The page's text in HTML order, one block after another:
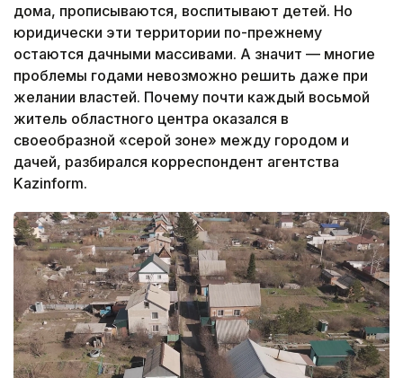
дома, прописываются, воспитывают детей. Но
юридически эти территории по-прежнему
остаются дачными массивами. А значит — многие
проблемы годами невозможно решить даже при
желании властей. Почему почти каждый восьмой
житель областного центра оказался в
своеобразной «серой зоне» между городом и
дачей, разбирался корреспондент агентства
Kazinform.